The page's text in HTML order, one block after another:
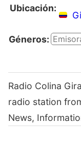
Ubicación:
Géneros:
Radio Colina
radio station
News,